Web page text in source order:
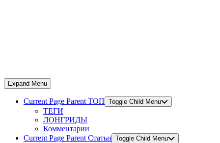
Expand Menu
Current Page Parent ТОП Toggle Child Menu
ТЕГИ
ЛОНГРИДЫ
Комментарии
Current Page Parent Статьи Toggle Child Menu